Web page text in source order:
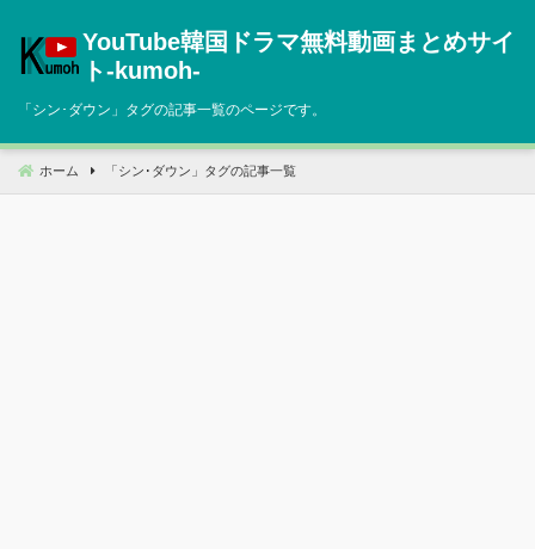
へ
動
YouTube韓国ドラマ無料動画まとめサイ
ト‐kumoh‐
「シン･ダウン 」タグの記事一覧のページです。
ホーム 「 シン･ダウン 」タグの記事一覧